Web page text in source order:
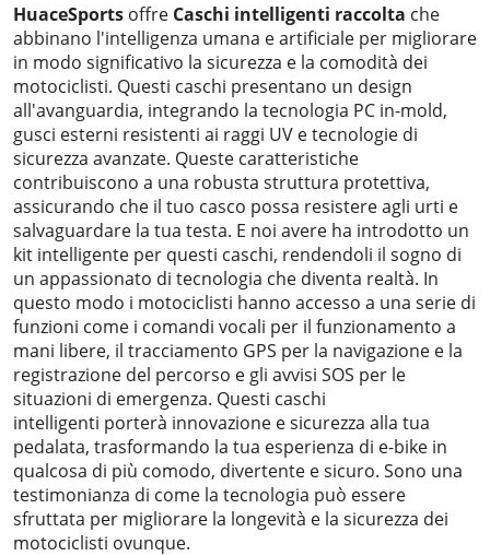
HuaceSports offre Caschi intelligenti raccolta che
abbinano l'intelligenza umana e artificiale per migliorare
in modo significativo la sicurezza e la comodità dei
motociclisti. Questi caschi presentano un design
all'avanguardia, integrando la tecnologia PC in-mold,
gusci esterni resistenti ai raggi UV e tecnologie di
sicurezza avanzate. Queste caratteristiche
contribuiscono a una robusta struttura protettiva,
assicurando che il tuo casco possa resistere agli urti e
salvaguardare la tua testa. E noi avere ha introdotto un
kit intelligente per questi caschi, rendendoli il sogno di
un appassionato di tecnologia che diventa realtà. In
questo modo i motociclisti hanno accesso a una serie di
funzioni come i comandi vocali per il funzionamento a
mani libere, il tracciamento GPS per la navigazione e la
registrazione del percorso e gli avvisi SOS per le
situazioni di emergenza. Questi caschi
intelligenti porterà innovazione e sicurezza alla tua
pedalata, trasformando la tua esperienza di e-bike in
qualcosa di più comodo, divertente e sicuro. Sono una
testimonianza di come la tecnologia può essere
sfruttata per migliorare la longevità e la sicurezza dei
motociclisti ovunque.